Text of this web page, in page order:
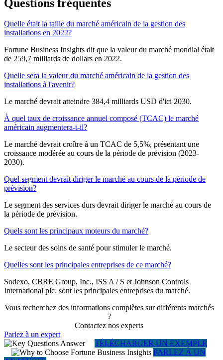
Questions fréquentes
Quelle était la taille du marché américain de la gestion des
installations en 2022?
Fortune Business Insights dit que la valeur du marché mondial était
de 259,7 milliards de dollars en 2022.
Quelle sera la valeur du marché américain de la gestion des
installations à l'avenir?
Le marché devrait atteindre 384,4 milliards USD d'ici 2030.
À quel taux de croissance annuel composé (TCAC) le marché
américain augmentera-t-il?
Le marché devrait croître à un TCAC de 5,5%, présentant une
croissance modérée au cours de la période de prévision (2023-
2030).
Quel segment devrait diriger le marché au cours de la période de
prévision?
Le segment des services durs devrait diriger le marché au cours de
la période de prévision.
Quels sont les principaux moteurs du marché?
Le secteur des soins de santé pour stimuler le marché.
Quelles sont les principales entreprises de ce marché?
Sodexo, CBRE Group, Inc., ISS A / S et Johnson Controls
International plc. sont les principales entreprises du marché.
Vous recherchez des informations complètes sur différents marchés
?
Contactez nos experts
Parlez à un expert
TÉLÉCHARGER UN EXEMPLE
PARLEZ À UN